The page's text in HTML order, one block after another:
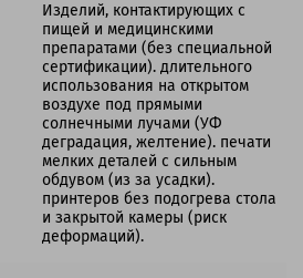
Изделий, контактирующих с
пищей и медицинскими
препаратами (без специальной
сертификации). длительного
использования на открытом
воздухе под прямыми
солнечными лучами (УФ
деградация, желтение). печати
мелких деталей с сильным
обдувом (из за усадки).
принтеров без подогрева стола
и закрытой камеры (риск
деформаций).